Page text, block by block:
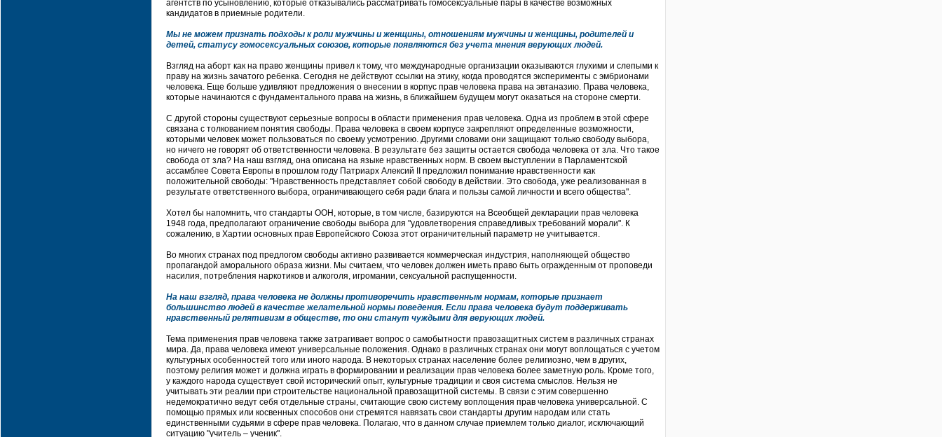
агентств по усыновлению, которые отказывались рассматривать гомосексуальные пары в качестве возможных
кандидатов в приемные родители.
Мы не можем признать подходы к роли мужчины и женщины, отношениям мужчины и женщины, родителей и
детей, статусу гомосексуальных союзов, которые появляются без учета мнения верующих людей.
Взгляд на аборт как на право женщины привел к тому, что международные организации оказываются глухими и слепыми к
праву на жизнь зачатого ребенка. Сегодня не действуют ссылки на этику, когда проводятся эксперименты с эмбрионами
человека. Еще больше удивляют предложения о внесении в корпус прав человека права на эвтаназию. Права человека,
которые начинаются с фундаментального права на жизнь, в ближайшем будущем могут оказаться на стороне смерти.
С другой стороны существуют серьезные вопросы в области применения прав человека. Одна из проблем в этой сфере
связана с толкованием понятия свободы. Права человека в своем корпусе закрепляют определенные возможности,
которыми человек может пользоваться по своему усмотрению. Другими словами они защищают только свободу выбора,
но ничего не говорят об ответственности человека. В результате без защиты остается свобода человека от зла. Что такое
свобода от зла? На наш взгляд, она описана на языке нравственных норм. В своем выступлении в Парламентской
ассамблее Совета Европы в прошлом году Патриарх Алексий II предложил понимание нравственности как
положительной свободы: "Нравственность представляет собой свободу в действии. Это свобода, уже реализованная в
результате ответственного выбора, ограничивающего себя ради блага и пользы самой личности и всего общества".
Хотел бы напомнить, что стандарты ООН, которые, в том числе, базируются на Всеобщей декларации прав человека
1948 года, предполагают ограничение свободы выбора для "удовлетворения справедливых требований морали". К
сожалению, в Хартии основных прав Европейского Союза этот ограничительный параметр не учитывается.
Во многих странах под предлогом свободы активно развивается коммерческая индустрия, наполняющей общество
пропагандой аморального образа жизни. Мы считаем, что человек должен иметь право быть огражденным от проповеди
насилия, потребления наркотиков и алкоголя, игромании, сексуальной распущенности.
На наш взгляд, права человека не должны противоречить нравственным нормам, которые признает
большинство людей в качестве желательной нормы поведения. Если права человека будут поддерживать
нравственный релятивизм в обществе, то они станут чуждыми для верующих людей.
Тема применения прав человека также затрагивает вопрос о самобытности правозащитных систем в различных странах
мира. Да, права человека имеют универсальные положения. Однако в различных странах они могут воплощаться с учетом
культурных особенностей того или иного народа. В некоторых странах население более религиозно, чем в других,
поэтому религия может и должна играть в формировании и реализации прав человека более заметную роль. Кроме того,
у каждого народа существует свой исторический опыт, культурные традиции и своя система смыслов. Нельзя не
учитывать эти реалии при строительстве национальной правозащитной системы. В связи с этим совершенно
недемократично ведут себя отдельные страны, считающие свою систему воплощения прав человека универсальной. С
помощью прямых или косвенных способов они стремятся навязать свои стандарты другим народам или стать
единственными судьями в сфере прав человека. Полагаю, что в данном случае приемлем только диалог, исключающий
ситуацию "учитель – ученик".